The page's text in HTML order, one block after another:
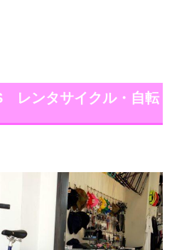
レンタサイクル・自転